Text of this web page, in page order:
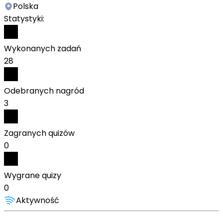
Polska
Statystyki:
Wykonanych zadań
28
Odebranych nagród
3
Zagranych quizów
0
Wygrane quizy
0
Aktywność